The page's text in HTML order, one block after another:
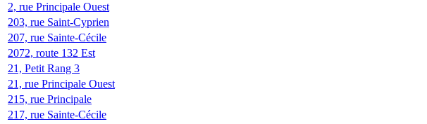
2, rue Principale Ouest
203, rue Saint-Cyprien
207, rue Sainte-Cécile
2072, route 132 Est
21, Petit Rang 3
21, rue Principale Ouest
215, rue Principale
217, rue Sainte-Cécile